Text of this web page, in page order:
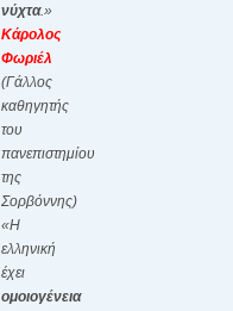
νύχτα.»
Κάρολος
Φωριέλ
(Γάλλος
καθηγητής
του
πανεπιστημίου
της
Σορβόννης)
«Η
ελληνική
έχει
ομοιογένεια